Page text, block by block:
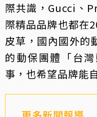
際共識，Gucci、
際精品品牌也都在
皮草，國內國外的
的動保團體「台
事，也希望品牌能